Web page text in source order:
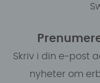
Skriv i din e-post
nyheter om